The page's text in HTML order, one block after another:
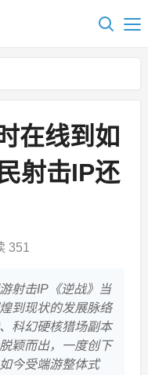
在线到如
射击IP还
351
射击IP《逆战》当
到现状的发展脉络
科幻硬核猎场副本
颖而出，一度创下
今受端游整体式